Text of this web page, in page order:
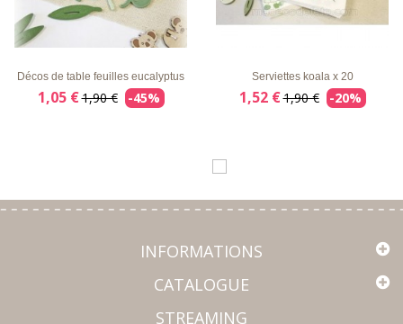
LISTE
D'ENVIE
APERÇU
DÉTAILS
Décos de table feuilles eucalyptus
1,05 €1,90 € -45%
LISTE
APERÇU
DÉTAILS
Serviettes koala x 20
1,52 €1,90 € -20%
INFORMATIONS
CATALOGUE
STREAMING